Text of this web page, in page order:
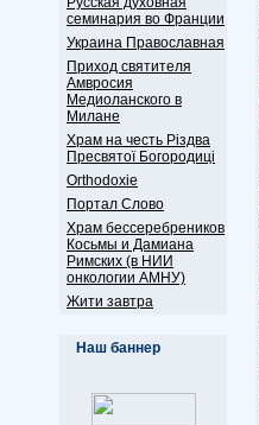
семинария во Франции
Украина Православная
Приход святителя
Амвросия
Медиоланского в
Милане
Храм на честь Різдва
Пресвятої Богородиці
Оrthodoxie
Портал Слово
Храм бессеребреников
Косьмы и Дамиана
Римских (в НИИ
онкологии АМНУ)
Жити завтра
Наш баннер